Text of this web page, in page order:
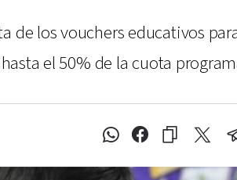
de los vouchers educativos
el 50% de la cuota